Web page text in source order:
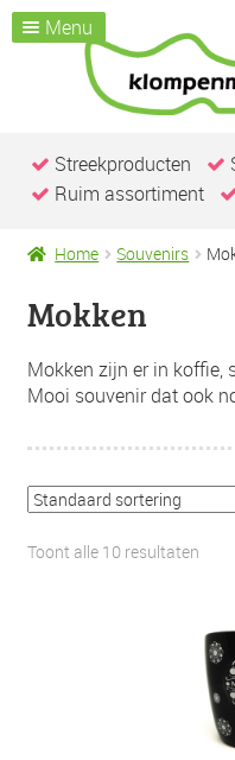
Ga
GaMenu
Home
Assortiment
Kijk je nemen
Over ons
Nieuws & Evenementen
Contact /
Streekproducten
Ruim assortiment
Home Souvenirs
Mokken
Mokken zijn er in koffie,
Mooi souvenir dat ook
Toont alle 10 resultaten